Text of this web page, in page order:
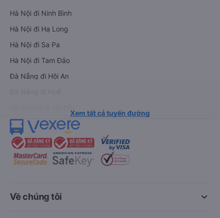
Hà Nội đi Ninh Bình
Hà Nội đi Hạ Long
Hà Nội đi Sa Pa
Hà Nội đi Tam Đảo
Đà Nẵng đi Hội An
Xem tất cả tuyến đường
keyboard_arrow_down
Về chúng tôi